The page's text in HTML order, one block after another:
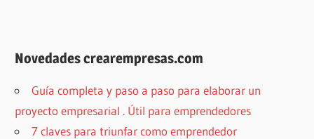
Novedades crearempresas.com
Guía completa y paso a paso para elaborar un
proyecto empresarial . Útil para emprendedores
7 claves para triunfar como emprendedor